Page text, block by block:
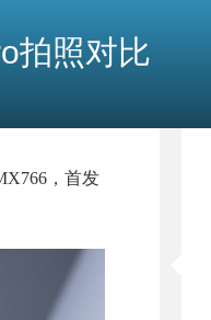
拍照对比
，首发